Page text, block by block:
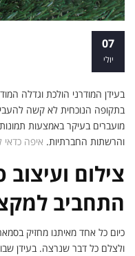
07
יולי
בעידן המודרני הולכת וגדלה
בתקופה הנוכחית לא קשה להעביר
מועברים בעיקר באמצעות
והרשתות החברתיות. איפה כדאי
צילום
התחביב
כיום כל אחד מאיתנו מחזיק
ולצלם כל דבר שנרצה. בעידן